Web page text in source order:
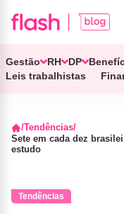
Gestão RH DP
Leis trabalhistas
Tendências
Sete em cada dez
estudo
Tendências